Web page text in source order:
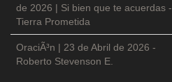
de 2026 | Si bien que te acuerdas -
Tierra Prometida
OraciÃ³n | 23 de Abril de 2026 -
Roberto Stevenson E.